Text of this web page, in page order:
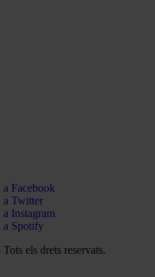
Facebook
a Twitter
Instagram
a Spotify
els drets reservats.